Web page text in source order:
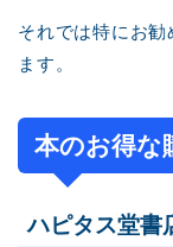
それでは特にお
ます。
本のお得な
ハピタス堂